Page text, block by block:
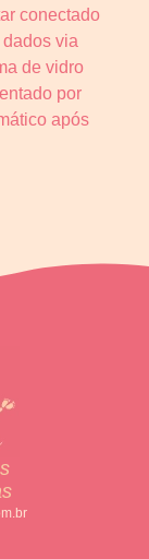
conectado
via
de vidro
por
após